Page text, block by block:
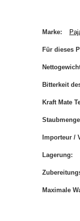
Marke
Für dieses
Bitterkeit
Kraft Mate
Importeur /
Lagerung
Maximale